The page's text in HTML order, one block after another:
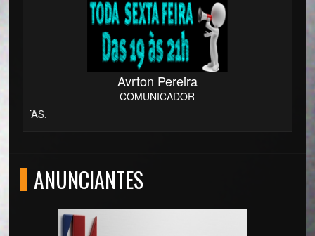
Ayrton Pereira
COMUNICADOR
ANUNCIANTES